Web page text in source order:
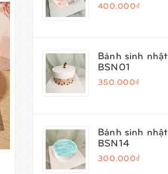
400.000₫
Bánh sinh nhật
BSN01
350.000₫
Bánh sinh nhật
BSN14
300.000₫